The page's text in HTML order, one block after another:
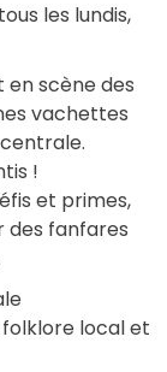
les lundis,
scène des
vachettes
!
et primes,
des fanfares
local et